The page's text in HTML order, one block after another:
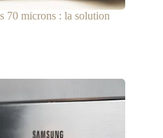
70 microns : la solution